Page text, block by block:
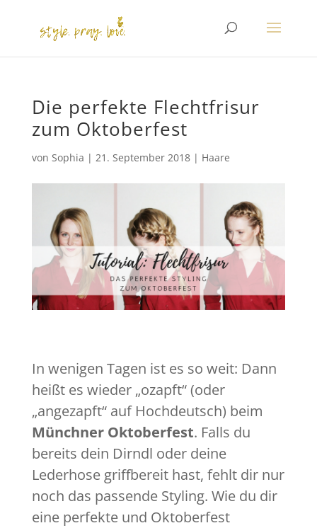
Die perfekte Flechtfrisur
zum Oktoberfest
von Sophia | 21. September 2018| Haare
In wenigen Tagen ist es so weit: Dann
heißt es wieder „ozapft“ (oder
„angezapft“ auf Hochdeutsch) beim
Münchner Oktoberfest. Falls du
bereits dein Dirndl oder deine
Lederhose griffbereit hast, fehlt dir nur
noch das passende Styling. Wie du dir
eine perfekte und Oktoberfest